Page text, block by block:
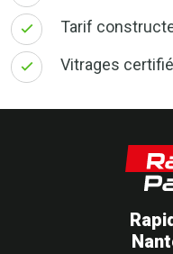
Tarif
Vitrages